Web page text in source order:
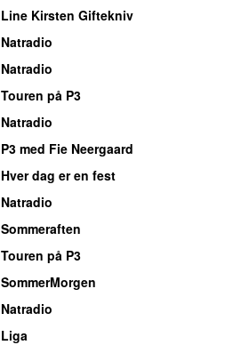
Line Kirsten Giftekniv
Natradio
Natradio
Touren på P3
Natradio
P3 med Fie Neergaard
Hver dag er en fest
Natradio
Sommeraften
Touren på P3
SommerMorgen
Natradio
Liga